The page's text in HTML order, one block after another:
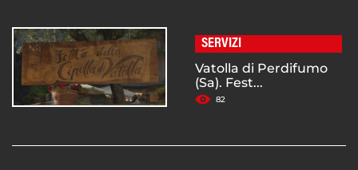
SERVIZI
Vatolla di Perdifumo
(Sa). Fest...
82